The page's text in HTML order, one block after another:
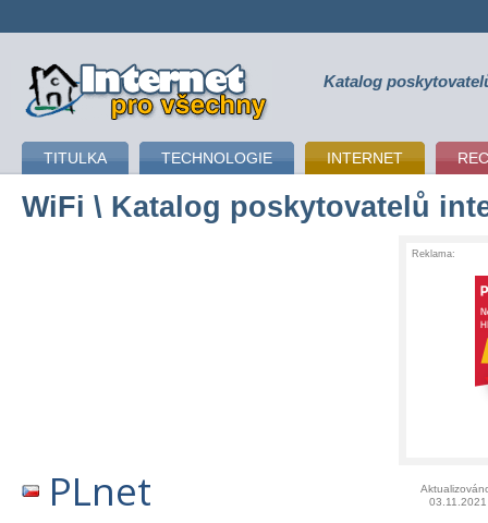
připojení k internetu Katalog
TITULKA TECHNOLOGIE INTERNET
WiFi \ Katalog poskytovatelů
Reklama:
PLnet
03.11.2021